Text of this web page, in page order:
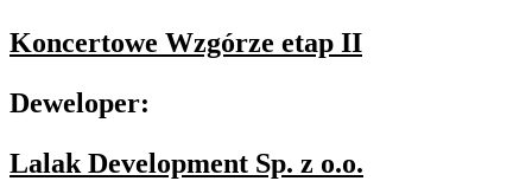
Koncertowe Wzgórze etap II
Deweloper:
Lalak Development Sp. z o.o.